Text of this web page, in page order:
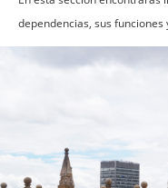
dependencias, sus